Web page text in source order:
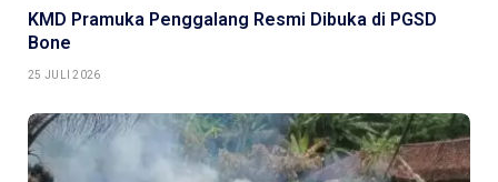
KMD Pramuka Penggalang Resmi Dibuka di PGSD
Bone
25 JULI 2026